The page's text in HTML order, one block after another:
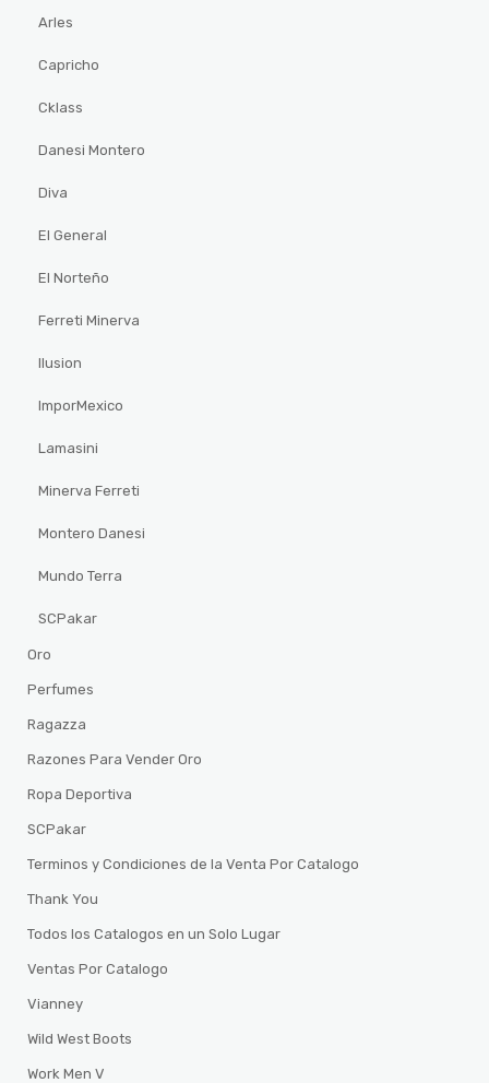
Arles
Capricho
Cklass
Danesi Montero
Diva
El General
El Norteño
Ferreti Minerva
Ilusion
ImporMexico
Lamasini
Minerva Ferreti
Montero Danesi
Mundo Terra
SCPakar
Oro
Perfumes
Ragazza
Razones Para Vender Oro
Ropa Deportiva
SCPakar
Terminos y Condiciones de la Venta Por Catalogo
Thank You
Todos los Catalogos en un Solo Lugar
Ventas Por Catalogo
Vianney
Wild West Boots
Work Men V